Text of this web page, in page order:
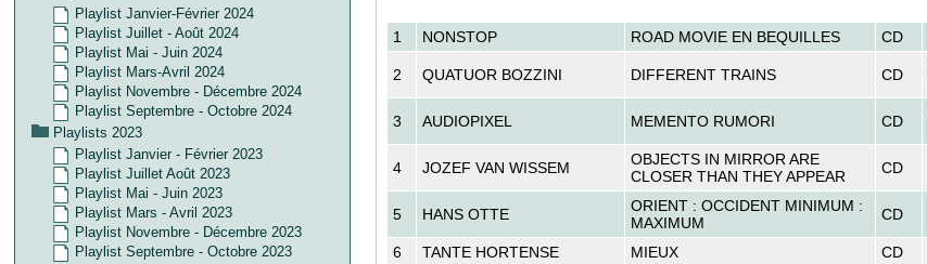
1 NONSTOP ROAD MOVIE EN BEQUILLES CD
2 QUATUOR BOZZINI DIFFERENT TRAINS CD
3 AUDIOPIXEL MEMENTO RUMORI CD
4 JOZEF VAN WISSEM
OBJECTS IN MIRROR ARE
CLOSER THAN THEY APPEAR
CD
5 HANS OTTE
ORIENT : OCCIDENT MINIMUM :
MAXIMUM
CD
6 TANTE HORTENSE MIEUX CD
Playlist Janvier-Février 2024
Playlist Juillet - Août 2024
Playlist Mai - Juin 2024
Playlist Mars-Avril 2024
Playlist Novembre - Décembre 2024
Playlist Septembre - Octobre 2024
Playlists 2023
Playlist Janvier - Février 2023
Playlist Juillet Août 2023
Playlist Mai - Juin 2023
Playlist Mars - Avril 2023
Playlist Novembre - Décembre 2023
Playlist Septembre - Octobre 2023